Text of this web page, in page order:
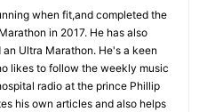
when fit,and completed the
in 2017. He has also
Ultra Marathon. He's a keen
likes to follow the weekly music
radio at the prince Phillip
his own articles and also helps